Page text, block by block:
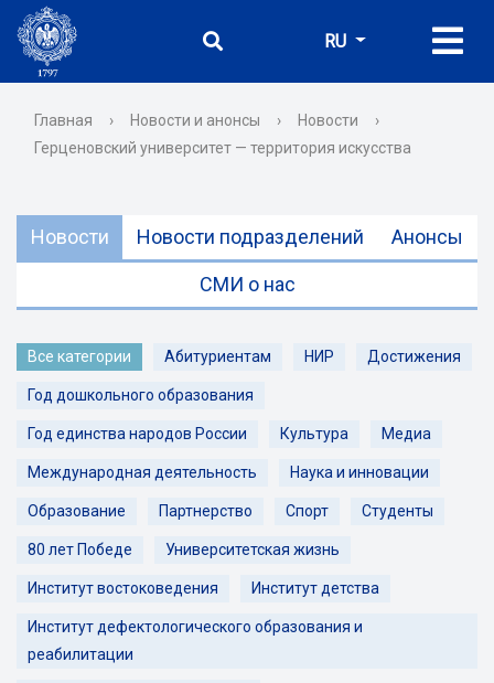
RU
Главная › Новости и анонсы › Новости
›
Герценовский университет — территория искусства
Новости Новости подразделений Анонсы
СМИ о нас
Все категории Абитуриентам НИР Достижения
Год дошкольного образования
Год единства народов России Культура Медиа
Международная деятельность Наука и инновации
Образование Партнерство Спорт Студенты
80 лет Победе Университетская жизнь
Институт востоковедения Институт детства
Институт дефектологического образования и
реабилитации